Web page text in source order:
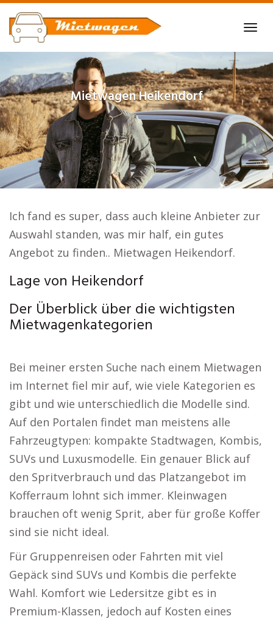
Skip
to
main
content
MietwagenHeikendorf
Ich fand es super, dass auch kleine Anbieter zur
Auswahl standen, was mir half, ein gutes
Angebot zu finden.. Mietwagen Heikendorf.
Lage von Heikendorf
Der Überblick über die wichtigsten
Mietwagenkategorien
Bei meiner ersten Suche nach einem Mietwagen
im Internet fiel mir auf, wie viele Kategorien es
gibt und wie unterschiedlich die Modelle sind.
Auf den Portalen findet man meistens alle
Fahrzeugtypen: kompakte Stadtwagen, Kombis,
SUVs und Luxusmodelle. Ein genauer Blick auf
den Spritverbrauch und das Platzangebot im
Kofferraum lohnt sich immer. Kleinwagen
brauchen oft wenig Sprit, aber für große Koffer
sind sie nicht ideal.
Für Gruppenreisen oder Fahrten mit viel
Gepäck sind SUVs und Kombis die perfekte
Wahl. Komfort wie Ledersitze gibt es in
Premium-Klassen, jedoch auf Kosten eines